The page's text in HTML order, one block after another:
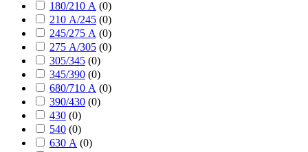
180/210 А (0)
210 А/245 (0)
245/275 А (0)
275 А/305 (0)
305/345 (0)
345/390 (0)
680/710 А (0)
390/430 (0)
430 (0)
540 (0)
630 А (0)